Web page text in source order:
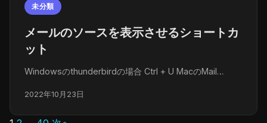
未分類
メールのソースを表示させるショートカ
ット
Windowsのthunderbirdの場合 Ctrl + U MacのMail…
2022年10月23日